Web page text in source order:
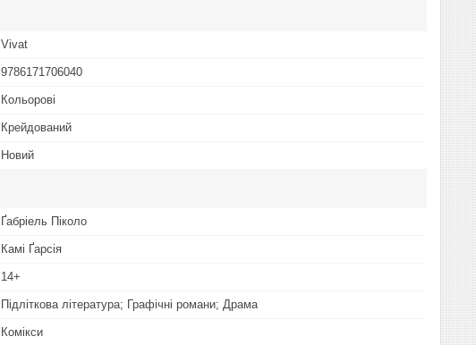
Vivat
9786171706040
Кольорові
Крейдований
Новий
Ґабріель Піколо
Камі Ґарсія
14+
Підліткова література; Графічні романи; Драма
Комікси